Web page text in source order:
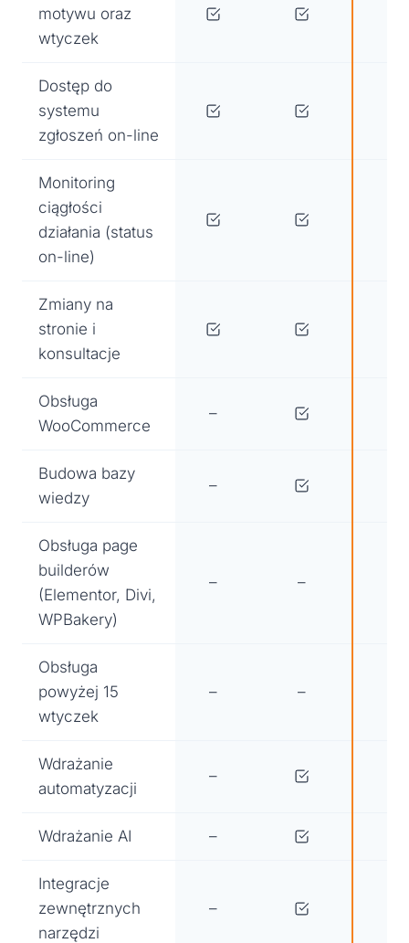
motywu oraz
wtyczek
Dostęp do
systemu
zgłoszeń on-line
Monitoring
ciągłości
działania (status
on-line)
Zmiany na
stronie i
konsultacje
Obsługa
WooCommerce
–
Budowa bazy
wiedzy
–
Obsługa page
builderów
(Elementor, Divi,
WPBakery)
– –
Obsługa
powyżej 15
wtyczek
– –
Wdrażanie
automatyzacji
–
Wdrażanie AI –
Integracje
zewnętrznych
narzędzi
–